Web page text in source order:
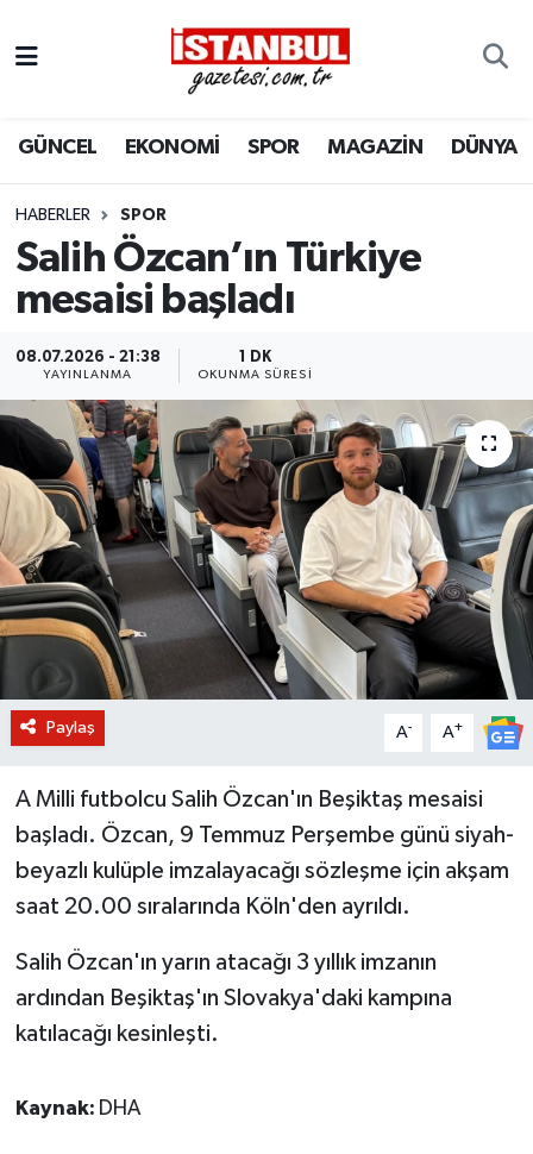
GÜNCEL EKONOMİ SPOR MAGAZİN DÜNYA
HABERLER SPOR
Salih Özcan’ın Türkiye
mesaisi başladı
08.07.2026 - 21:38
YAYINLANMA
1 DK
OKUNMA SÜRESI
Paylaş A- A+
A Milli futbolcu Salih Özcan'ın Beşiktaş mesaisi
başladı. Özcan, 9 Temmuz Perşembe günü siyah-
beyazlı kulüple imzalayacağı sözleşme için akşam
saat 20.00 sıralarında Köln'den ayrıldı.
Salih Özcan'ın yarın atacağı 3 yıllık imzanın
ardından Beşiktaş'ın Slovakya'daki kampına
katılacağı kesinleşti.
Kaynak: DHA
EKONOMİ
İSTANBUL
DÜNYA
KÜLTÜR SANAT
SAĞLIK
BİLİM VE TEKNOLOJİ
OTOMOBİL
KURUMSAL
Nöbetçi Eczaneler
Hava Durumu
Trafik Durumu
Süper Lig Puan Durumu ve Fikstür
Haber Arşivi